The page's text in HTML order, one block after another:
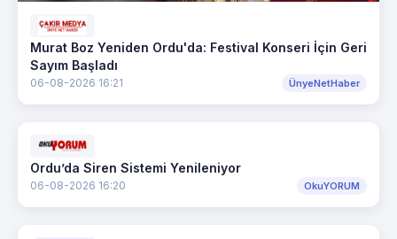
Murat Boz Yeniden Ordu'da: Festival Konseri İçin Geri
Sayım Başladı
06-08-2026 16:21 ÜnyeNetHaber
Ordu’da Siren Sistemi Yenileniyor
06-08-2026 16:20 OkuYORUM